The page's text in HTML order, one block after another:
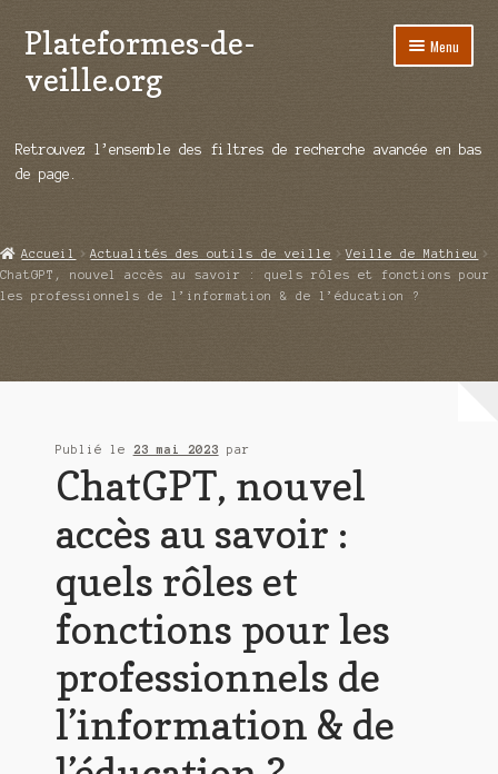
Aller
à
la
Aller
au
contenu
Plateformes-de-
veille.org
Menu
Répertoire d’ouitils
Démos vidéos
Ouvrir
Qui sommes-nous ?
Retrouvez l’ensemble des filtres de recherche avancée en bas
de page.
Accueil Actualités des outils de veille
Veille de Mathieu
ChatGPT, nouvel accès au savoir : quels rôles et fonctions pour
les professionnels de l’information & de l’éducation ?
Publié le 23 mai 2023 par
ChatGPT, nouvel
accès au savoir :
quels rôles et
fonctions pour les
professionnels de
l’information & de